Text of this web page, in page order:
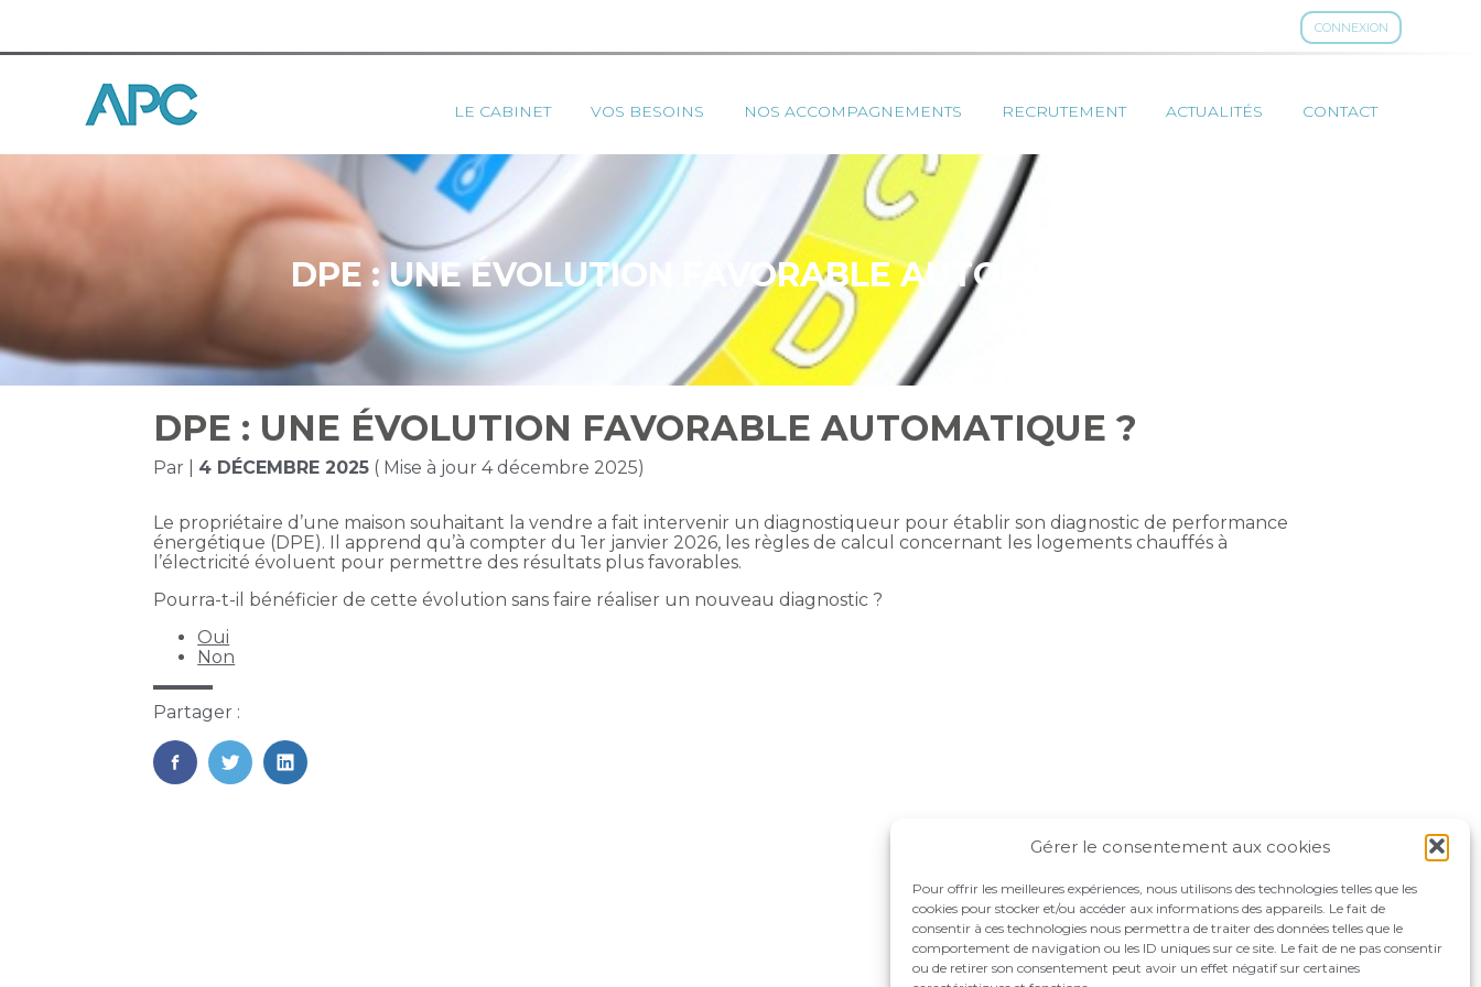
Gérer le consentement aux cookies
Pour offrir les meilleures expériences, nous utilisons des technologies telles que les
cookies pour stocker et/ou accéder aux informations des appareils. Le fait de
consentir à ces technologies nous permettra de traiter des données telles que le
comportement de navigation ou les ID uniques sur ce site. Le fait de ne pas consentir
ou de retirer son consentement peut avoir un effet négatif sur certaines
CONNEXION
au
Principal
LE CABINET VOS BESOINS NOS ACCOMPAGNEMENTS RECRUTEMENT ACTUALITÉS CONTACT
DPE : UNE ÉVOLUTION FAVORABLE AUTOMATIQUE ?
DPE : UNE ÉVOLUTION FAVORABLE AUTOMATIQUE ?
Par 4 DÉCEMBRE 2025 ( Mise à jour 4 décembre 2025)
Le propriétaire d’une maison souhaitant la vendre a fait intervenir un diagnostiqueur pour établir son diagnostic de performance
énergétique (DPE). Il apprend qu’à compter du 1er janvier 2026, les règles de calcul concernant les logements chauffés à
l’électricité évoluent pour permettre des résultats plus favorables.
Pourra-t-il bénéficier de cette évolution sans faire réaliser un nouveau diagnostic ?
Oui
Non
Partager :
FaceBook
TwitterLinkedIn